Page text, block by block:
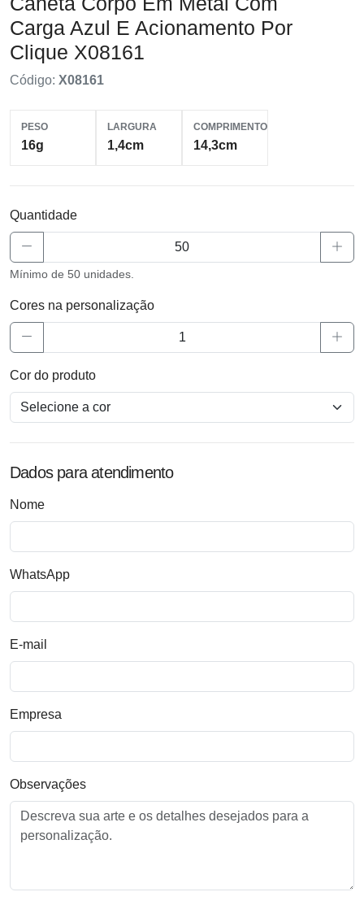
Carga Azul E Acionamento Por
Clique X08161
Código: X08161
PESO
16g
LARGURA
1,4cm
COMPRIMENTO
14,3cm
Quantidade
Mínimo de 50 unidades.
Cores na personalização
Cor do produto
Dados para atendimento
Nome
WhatsApp
E-mail
Empresa
Observações